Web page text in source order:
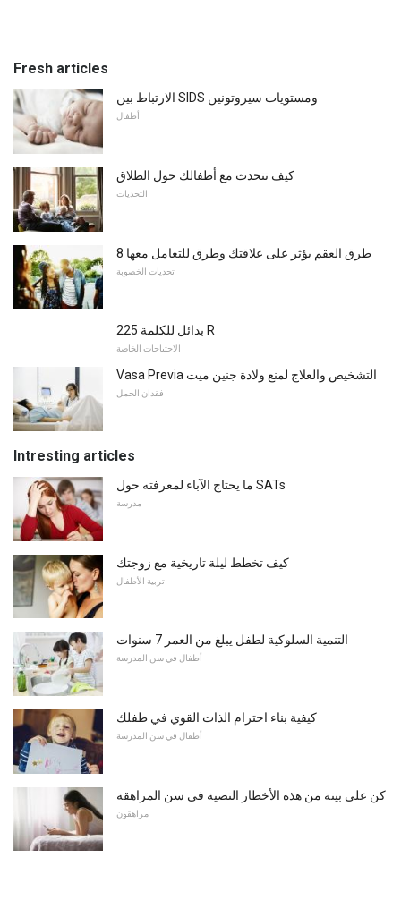
Fresh articles
الارتباط بين SIDS ومستويات سيروتونين
أطفال
كيف تتحدث مع أطفالك حول الطلاق
التحديات
8 طرق العقم يؤثر على علاقتك وطرق للتعامل معها
تحديات الخصوبة
225 بدائل للكلمة R
الاحتياجات الخاصة
Vasa Previa التشخيص والعلاج لمنع ولادة جنين ميت
فقدان الحمل
Intresting articles
ما يحتاج الآباء لمعرفته حول SATs
مدرسة
كيف تخطط ليلة تاريخية مع زوجتك
تربية الأطفال
التنمية السلوكية لطفل يبلغ من العمر 7 سنوات
أطفال في سن المدرسة
كيفية بناء احترام الذات القوي في طفلك
أطفال في سن المدرسة
كن على بينة من هذه الأخطار النصية في سن المراهقة
مراهقون